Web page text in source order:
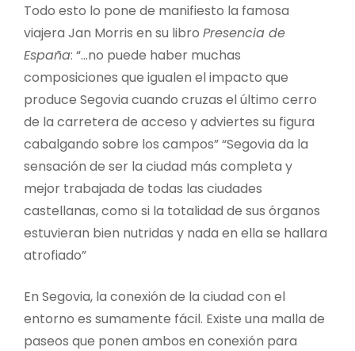
Todo esto lo pone de manifiesto la famosa
viajera Jan Morris en su libro Presencia de
España: “…no puede haber muchas
composiciones que igualen el impacto que
produce Segovia cuando cruzas el último cerro
de la carretera de acceso y adviertes su figura
cabalgando sobre los campos” “Segovia da la
sensación de ser la ciudad más completa y
mejor trabajada de todas las ciudades
castellanas, como si la totalidad de sus órganos
estuvieran bien nutridas y nada en ella se hallara
atrofiado”
En Segovia, la conexión de la ciudad con el
entorno es sumamente fácil. Existe una malla de
paseos que ponen ambos en conexión para